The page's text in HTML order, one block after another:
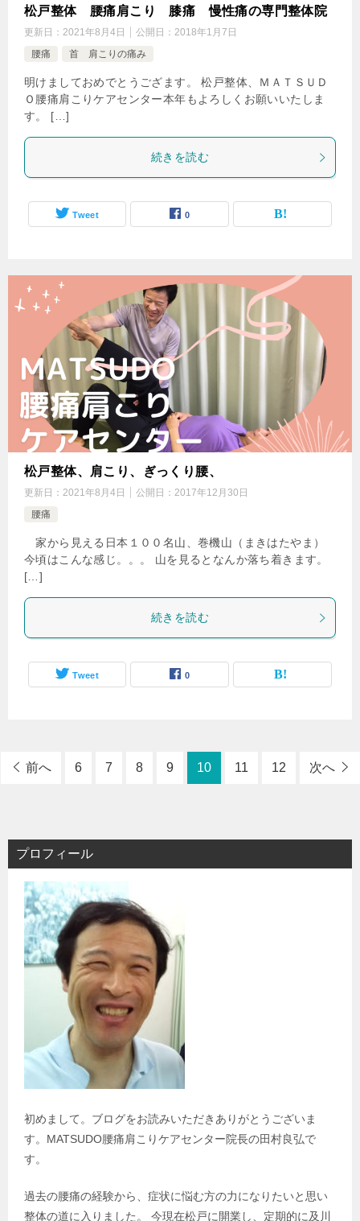
松戸整体 腰痛肩こり 膝痛 慢性痛の専門整体院
更新日： 2021年8月4日 公開日： 2018年1月7日
腰痛
首 肩こりの痛み
明けましておめでとうござます。 松戸整体、ＭＡＴＳＵＤ
Ｏ腰痛肩こりケアセンター本年もよろしくお願いいたしま
す。 […]
続きを読む
Tweet 0
松戸整体、肩こり、ぎっくり腰、
更新日： 2021年8月4日 公開日： 2017年12月30日
腰痛
家から見える日本１００名山、巻機山（まきはたやま）
今頃はこんな感じ。。。 山を見るとなんか落ち着きます。
[…]
続きを読む
Tweet 0
前へ 6 7 8 9 10 11 12 次へ
プロフィール
初めまして。ブログをお読みいただきありがとうございま
す。MATSUDO腰痛肩こりケアセンター院長の田村良弘で
す。
過去の腰痛の経験から、症状に悩む方の力になりたいと思い
整体の道に入りました。 今現在松戸に開業し、定期的に及川